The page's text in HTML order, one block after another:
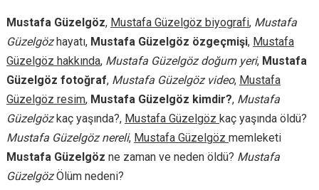
Mustafa Güzelgöz, Mustafa Güzelgöz biyografi, Mustafa
Güzelgözhayatı, Mustafa Güzelgöz özgeçmişi, Mustafa
Güzelgöz hakkında, Mustafa Güzelgöz doğum yeri, Mustafa
Güzelgöz fotoğraf, Mustafa Güzelgöz video, Mustafa
Güzelgöz resim, Mustafa Güzelgöz kimdir?, Mustafa
Güzelgözkaç yaşında?, Mustafa Güzelgöz kaç yaşında öldü?
Mustafa Güzelgöz nereli, Mustafa Güzelgöz memleketi
Mustafa Güzelgöz ne zaman ve neden öldü? Mustafa
GüzelgözÖlüm nedeni?